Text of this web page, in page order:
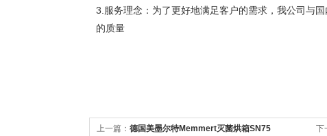
3.服务理念：为了更好地满足客户的需求，我公司与
的质量
上一篇： 德国美墨尔特Memmert灭菌烘箱SN75 下